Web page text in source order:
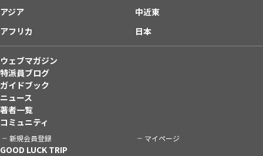
アジア
中近東
アフリカ
日本
ウェブマガジン
特派員ブログ
ガイドブック
ニュース
著者一覧
コミュニティ
新規会員登録 マイページ
GOOD LUCK TRIP